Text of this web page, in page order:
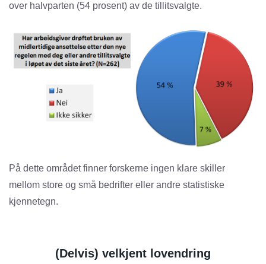
over halvparten (54 prosent) av de tillitsvalgte.
På dette området finner forskerne ingen klare skiller
mellom store og små bedrifter eller andre statistiske
kjennetegn.
(Delvis) velkjent lovendring